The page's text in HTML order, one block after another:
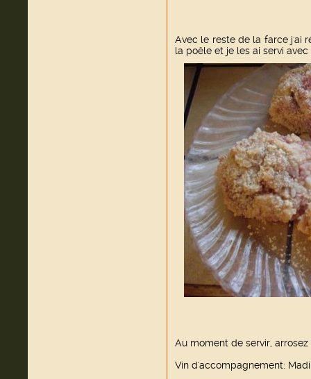
Avec le reste de la farce j'ai
la poêle et je les ai servi
Au moment de servir,
Vin d'accompagnement: